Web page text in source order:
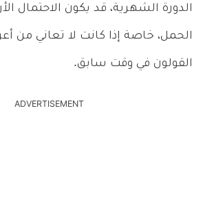
الدورة الشهرية، قد يكون الاحتمال
الحمل، خاصة إذا كانت لا تعاني من
القولون في وقت سابق.
ADVERTISEMENT